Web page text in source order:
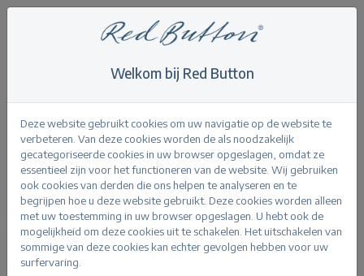
Suze jog colour 59 CM
Terug
Suze jog colour 59 CM pearl
PRODUCTINFORMATIE
Welkom bij Red Button
Deze website gebruikt cookies om uw navigatie op de website te
verbeteren. Van deze cookies worden de als noodzakelijk
gecategoriseerde cookies in uw browser opgeslagen, omdat ze
essentieel zijn voor het functioneren van de website. Wij gebruiken
ook cookies van derden die ons helpen te analyseren en te
begrijpen hoe u deze website gebruikt. Deze cookies worden alleen
met uw toestemming in uw browser opgeslagen. U hebt ook de
mogelijkheid om deze cookies uit te schakelen. Het uitschakelen van
sommige van deze cookies kan echter gevolgen hebben voor uw
surfervaring.